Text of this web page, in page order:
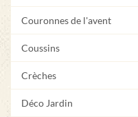
Couronnes de l'avent
Coussins
Crèches
Déco Jardin